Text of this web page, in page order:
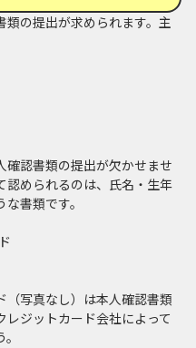
の提出が求められます。主
確認書類の提出が欠かせませ
認められるのは、氏名・生年
書類です。
（写真なし）は本人確認書類
ジットカード会社によって